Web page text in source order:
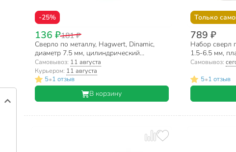
-25%
136 ₽181 ₽
Сверло по металлу, Hagwert, Dinamic,
диаметр 7.5 мм, цилиндрический
хвостовик, 575075
Самовывоз: 11 августа
Курьером: 11 августа
5•1 отзыв
В корзину
Только
789 ₽
Набор сверл
1.5-6.5 мм,
Самовывоз:
5•1 отзыв